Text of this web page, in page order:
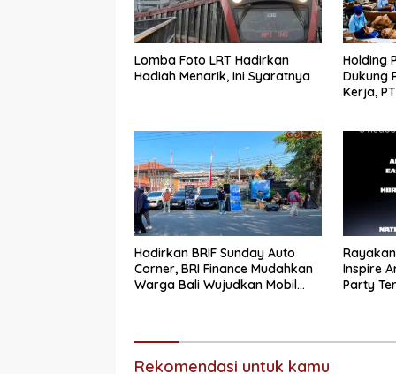
Lomba Foto LRT Hadirkan
Hadiah Menarik, Ini Syaratnya
Holding
Dukung
Kerja,
Hadirkan BRIF Sunday Auto
Corner, BRI Finance Mudahkan
Warga Bali Wujudkan Mobil
Inspire
Party
Rekomendasi untuk kamu